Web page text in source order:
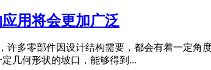
用将会更加广泛
许多零部件因设计结构需要，都会有着一定角
几何形状的坡口，能够得到...